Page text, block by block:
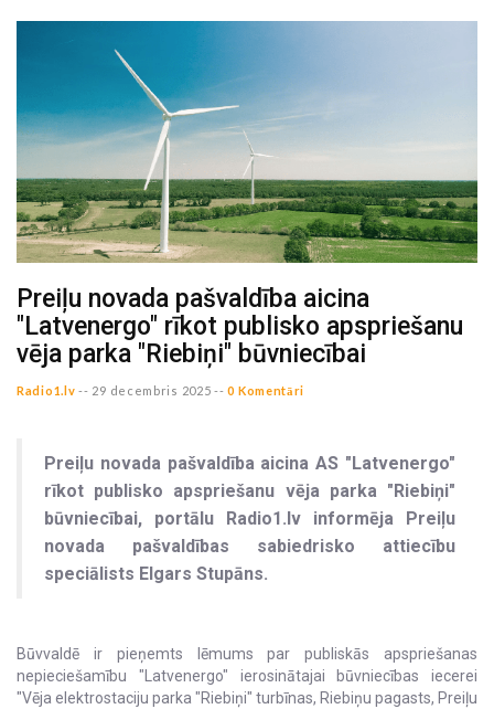
Preiļu novada pašvaldība aicina
"Latvenergo" rīkot publisko apspriešanu
vēja parka "Riebiņi" būvniecībai
Radio1.lv -- 29 decembris 2025 -- 0 Komentāri
Preiļu novada pašvaldība aicina AS "Latvenergo"
rīkot publisko apspriešanu vēja parka "Riebiņi"
būvniecībai, portālu Radio1.lv informēja Preiļu
novada pašvaldības sabiedrisko attiecību
speciālists Elgars Stupāns.
Būvvaldē ir pieņemts lēmums par publiskās apspriešanas
nepieciešamību "Latvenergo" ierosinātajai būvniecības iecerei
"Vēja elektrostaciju parka "Riebiņi" turbīnas, Riebiņu pagasts, Preiļu